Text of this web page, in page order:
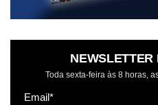
NEWSLETTER
Toda sexta-feira às 8 horas,
Email*